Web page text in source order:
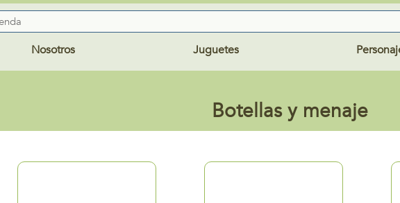
Nosotros Juguetes
Botellas y menaje